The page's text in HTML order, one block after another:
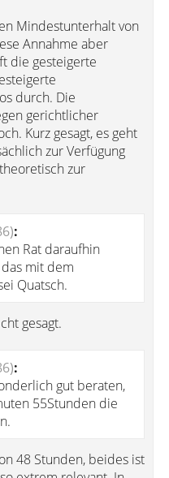
Mindestunterhalt von
Annahme aber
die gesteigerte
durch. Die
gerichtlicher
Kurz gesagt, es geht
zur Verfügung
zur
:
Rat daraufhin
mit dem
Quatsch.
gesagt.
:
gut beraten,
55Stunden die
48 Stunden, beides ist